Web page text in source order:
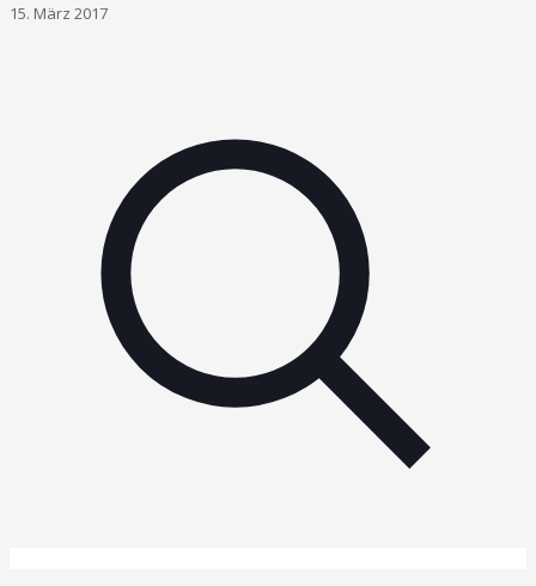
15. März 2017